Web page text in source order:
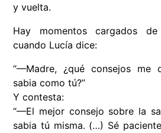
y vuelta.
Hay momentos cargados
cuando Lucía dice:
“—Madre, ¿qué consejos me
sabia como tú?”
Y contesta:
“—El mejor consejo sobre la
sabia tú misma. (…) Sé